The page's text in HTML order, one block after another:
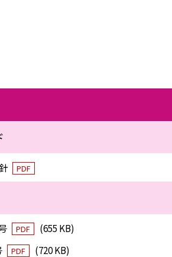
PDF
PDF
(655 KB)
PDF
(720 KB)